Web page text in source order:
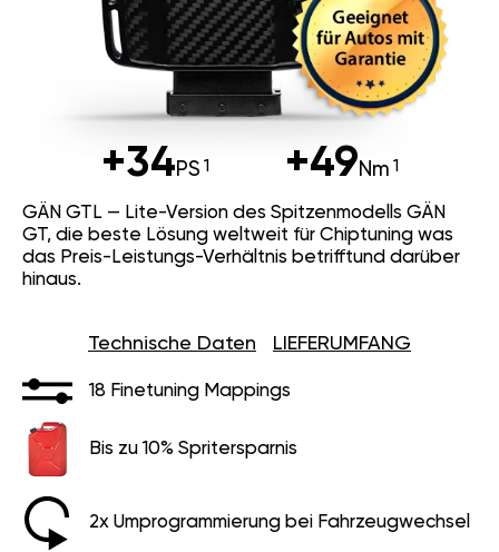
+34PS +49Nm
GÄN GTL — Lite-Version des Spitzenmodells GÄN
GT, die beste Lösung weltweit für Chiptuning was
das Preis-Leistungs-Verhältnis betrifftund darüber
hinaus.
Technische Daten LIEFERUMFANG
18 Finetuning Mappings
Bis zu 10% Spritersparnis
2x Umprogrammierung bei Fahrzeugwechsel